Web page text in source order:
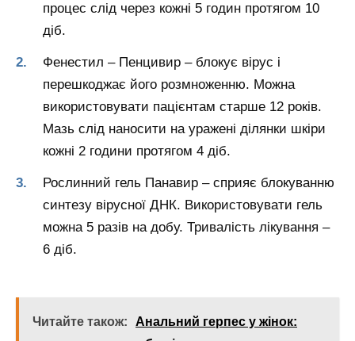
процес слід через кожні 5 годин протягом 10
діб.
Фенестил – Пенцивир – блокує вірус і
перешкоджає його розмноженню. Можна
використовувати пацієнтам старше 12 років.
Мазь слід наносити на уражені ділянки шкіри
кожні 2 години протягом 4 діб.
Рослинний гель Панавир – сприяє блокуванню
синтезу вірусної ДНК. Використовувати гель
можна 5 разів на добу. Тривалість лікування –
6 діб.
Читайте також:
Анальний герпес у жінок: